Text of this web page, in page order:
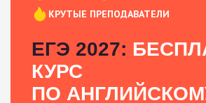
КРУТЫЕ ПРЕПОДАВАТЕЛИ
ЕГЭ 2027:
КУРС
ПО